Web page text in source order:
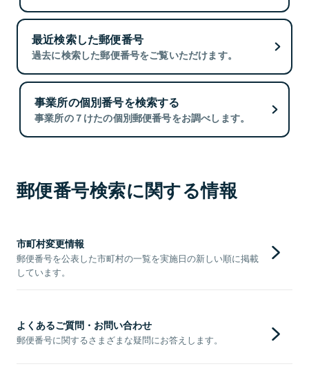
最近検索した郵便番号
過去に検索した郵便番号をご覧いただけます。
事業所の個別番号を検索する
事業所の７けたの個別郵便番号をお調べします。
郵便番号検索に関する情報
市町村変更情報
郵便番号を公表した市町村の一覧を実施日の新しい順に掲載
しています。
よくあるご質問・お問い合わせ
郵便番号に関するさまざまな疑問にお答えします。